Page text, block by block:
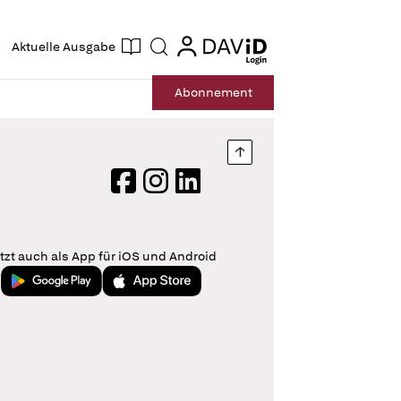
Aktuelle Ausgabe Suche login
login
Abonnement
Nach oben springen
FacebookInstagram
LinkedIn
auch als App für iOS und Android
Jetzt bei Google PlayLaden im App Store